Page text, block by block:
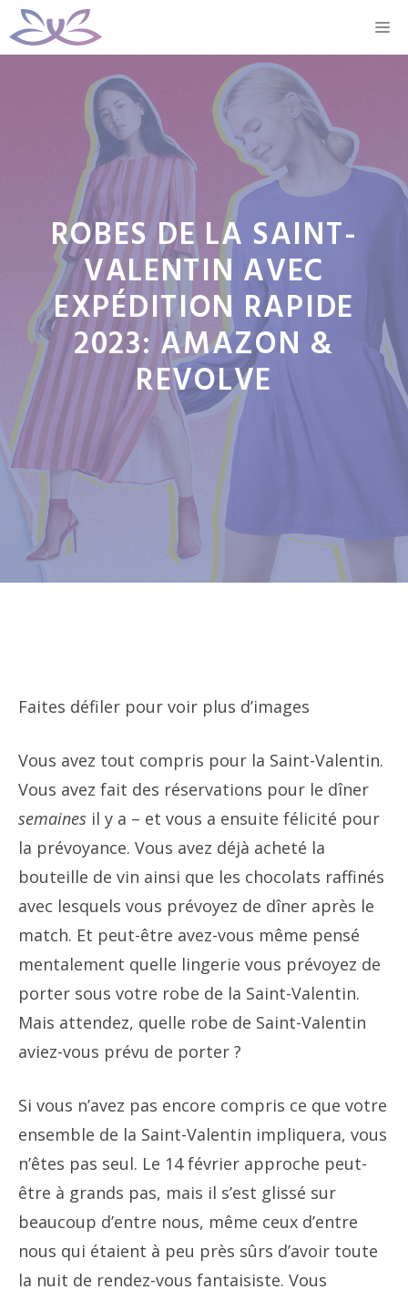
Aller
au
ROBES DE LA SAINT-
VALENTIN AVEC
EXPÉDITION RAPIDE
2023: AMAZON &
REVOLVE
Faites défiler pour voir plus d’images
Vous avez tout compris pour la Saint-Valentin.
Vous avez fait des réservations pour le dîner
semaines il y a – et vous a ensuite félicité pour
la prévoyance. Vous avez déjà acheté la
bouteille de vin ainsi que les chocolats raffinés
avec lesquels vous prévoyez de dîner après le
match. Et peut-être avez-vous même pensé
mentalement quelle lingerie vous prévoyez de
porter sous votre robe de la Saint-Valentin.
Mais attendez, quelle robe de Saint-Valentin
aviez-vous prévu de porter ?
Si vous n’avez pas encore compris ce que votre
ensemble de la Saint-Valentin impliquera, vous
n’êtes pas seul. Le 14 février approche peut-
être à grands pas, mais il s’est glissé sur
beaucoup d’entre nous, même ceux d’entre
nous qui étaient à peu près sûrs d’avoir toute
la nuit de rendez-vous fantaisiste. Vous